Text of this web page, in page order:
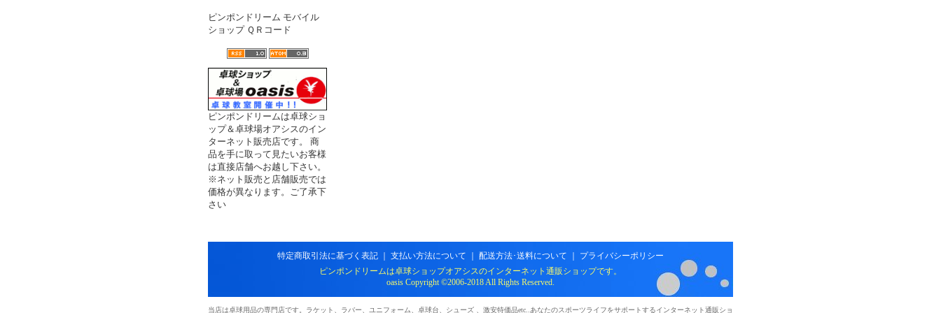
ピンポンドリーム モバイル
ショップ ＱＲコード
ピンポンドリームは卓球ショ
ップ＆卓球場オアシスのイン
ターネット販売店です。 商
品を手に取って見たいお客様
は直接店舗へお越し下さい。
※ネット販売と店舗販売では
価格が異なります。ご了承下
さい
特定商取引法に基づく表記 ｜ 支払い方法について ｜ 配送方法･送料について ｜ プライバシーポリシー
ピンポンドリームは卓球ショップオアシスのインターネット通販ショップです。
oasis Copyright ©2006-2018 All Rights Reserved.
当店は卓球用品の専門店です。ラケット、ラバー、ユニフォーム、卓球台、シューズ 、激安特価品etc..あなたのスポーツライフをサポートするインターネット通販ショ